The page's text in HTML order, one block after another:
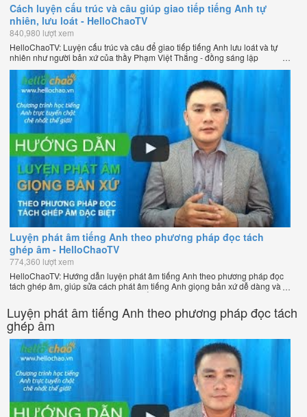
Cách luyện cấu trúc và câu giúp giao tiếp tiếng Anh tự
nhiên, lưu loát - HelloChaoTV
840,980 lượt xem
HelloChaoTV: Luyện cấu trúc và câu để giao tiếp tiếng Anh lưu loát và tự
nhiên như người bản xứ của thầy Phạm Việt Thắng - đồng sáng lập
HelloChao.vn - Trang web học tiếng Anh trực tuyến chặt chẽ nhất thế giới.
Luyện phát âm tiếng Anh theo phương pháp đọc tách
ghép âm - HelloChaoTV
774,360 lượt xem
HelloChaoTV: Hướng dẫn luyện phát âm tiếng Anh theo phương pháp đọc
tách ghép âm, giúp sửa cách phát âm tiếng Anh giọng bản xứ dễ dàng và
nhanh chóng của thầy Phạm Việt Thắng, đồng sáng lập HelloChao.vn -
Chương trình dạy tiếng Anh trực tuyến chặt chẽ nhất thế giới!
Luyện phát âm tiếng Anh theo phương pháp đọc tách
ghép âm